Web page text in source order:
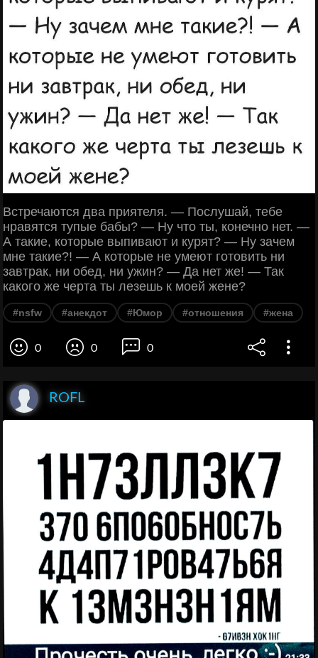
Встречаются два приятеля. — Послушай, тебе
нравятся тупые бабы? — Ну что ты, конечно нет. —
А такие, которые выпивают и курят? — Ну зачем
мне такие?! — А которые не умеют готовить ни
завтрак, ни обед, ни ужин? — Да нет же! — Так
какого же черта ты лезешь к моей жене?
#nsfw #анекдот #Юмор #отношения #жена
0 0 0
ROFL